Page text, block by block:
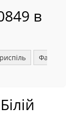
в
Фастів